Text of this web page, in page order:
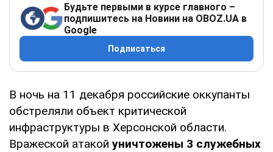
Будьте первыми в курсе главного –
подпишитесь на Новини на OBOZ.UA в
Google
Подписаться
В ночь на 11 декабря российские оккупанты
обстреляли объект критической
инфраструктуры в Херсонской области.
Вражеской атакой уничтожены 3 служебных